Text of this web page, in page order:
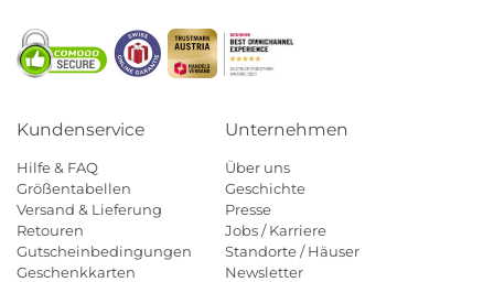
Kundenservice
Hilfe & FAQ
Größentabellen
Versand & Lieferung
Retouren
Gutscheinbedingungen
Geschenkkarten
Unternehmen
Über uns
Geschichte
Presse
Jobs / Karriere
Standorte / Häuser
Newsletter